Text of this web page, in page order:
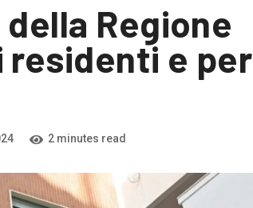
Regione
residenti e per
2 minutes read